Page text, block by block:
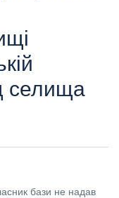
селища
бази не надав